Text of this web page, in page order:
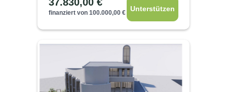
finanziert von 100.000,00 € Unterstützen